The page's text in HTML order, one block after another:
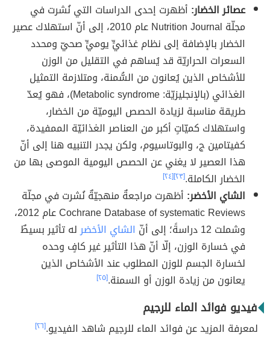
عصائر الخضار: أظهرت إحدى الدراسات التي نُشرت في
مجلّة Nutrition Journal عام 2010، إلى أنّ استهلاك عصير
الخضار بالإضافة إلى نظام غذائيٍّ يوميٍّ صحيّ ومحدد
السعرات الحراريّة قد يُساهم في التقليل من الوزن
للأشخاص الذين يُعانون من السُّمنة، ومتلازمة التمثيل
الغذائي (بالإنجليزيّة: Metabolic syndrome)، فهو يُعدّ
طريقة مناسبة لزيادة الحصص اليوميّة من الخضار،
واستهلاك كميّاتٍ أكبر من العناصر الغذائيّة الممفيدة،
كفيتامين ج، والبوتاسيوم، ولكن يجدر التنبيه هنا إلى أنّ
هذا العصير لا يغني عن الحصص اليومية الموصى بها من
الخضار الكاملة.[٢٣] [٢٤]
الشاي الأخضر: أظهرت مراجعةٌ منهجيّةٌ نُشرت في مجلّة
Cochrane Database of systematic Reviews عام 2012،
وشملت 12 دراسةً؛ إلى أنّ
الشاي الأخضرله تأثير بسيطٌ
في خسارة الوزن، إلّا أنّ هذا التأثير غير كافٍ وحده
لخسارة الجسم للوزن المطلوب عند الأشخاص الذين
يعانون من زيادة الوزن أو السمنة.[٢٥]
فيديو فوائد الماء للرجيم
لمعرفة المزيد عن فوائد الماء للرجيم شاهد الفيديو.[٢٦]